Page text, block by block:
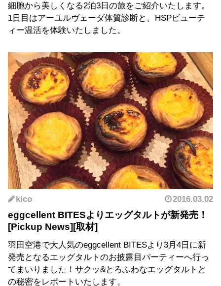
細胞から美しくなる2泊3日の旅をご紹介いたします。
1日目はアーユルヴェーダ体質診断と、HSPビューテ
ィー温活を体験いたしました。
kico 2016.03.02
eggcellent BITESよりエッグタルトが新発売！
羽田空港で大人気のeggcellent BITESより3月4日に新
発売となるエッグタルトのお披露目パーティーへ行っ
てまいりました！サクッ&とろふわなエッグタルトと
の秘密をレポートいたします。